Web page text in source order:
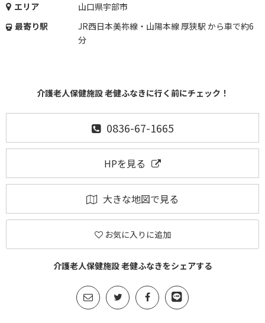
エリア
山口県宇部市
最寄り駅
JR西日本美祢線・山陽本線 厚狭駅 から車で約6
分
介護老人保健施設 老健ふなきに行く前にチェック！
0836-67-1665
HPを見る
大きな地図で見る
お気に入りに追加
介護老人保健施設 老健ふなきをシェアする